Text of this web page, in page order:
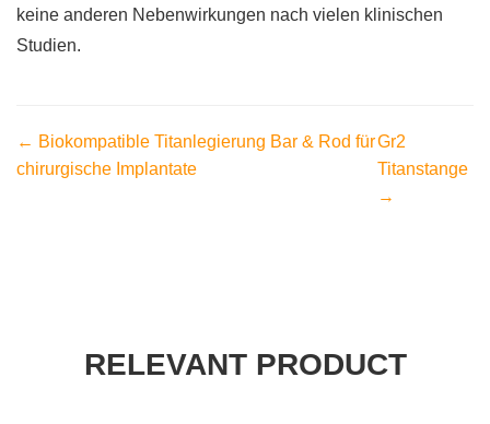
keine anderen Nebenwirkungen nach vielen klinischen
Studien.
← Biokompatible Titanlegierung Bar & Rod für
chirurgische Implantate
Gr2
Titanstange
→
RELEVANT PRODUCT